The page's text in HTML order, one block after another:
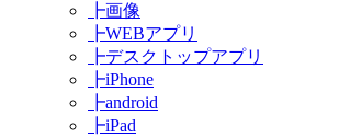
┣画像
┣WEBアプリ
┣デスクトップアプリ
┣iPhone
┣android
┣iPad